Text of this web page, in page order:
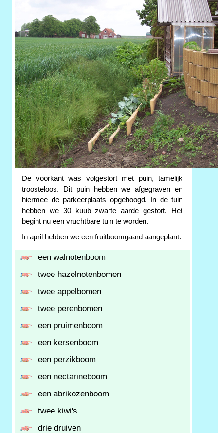
De voorkant was volgestort met puin, tamelijk
troosteloos. Dit puin hebben we afgegraven en
hiermee de parkeerplaats opgehoogd. In de tuin
hebben we 30 kuub zwarte aarde gestort. Het
begint nu een vruchtbare tuin te worden.
In april hebben we een fruitboomgaard aangeplant:
een walnotenboom
twee hazelnotenbomen
twee appelbomen
twee perenbomen
een pruimenboom
een kersenboom
een perzikboom
een nectarineboom
een abrikozenboom
twee kiwi's
drie druiven